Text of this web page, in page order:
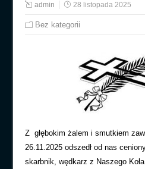
admin 28 listopada 2025
Bez kategorii
Z głębokim żalem i smutkiem
26.11.2025 odszedł od nas
skarbnik, wędkarz z Naszego